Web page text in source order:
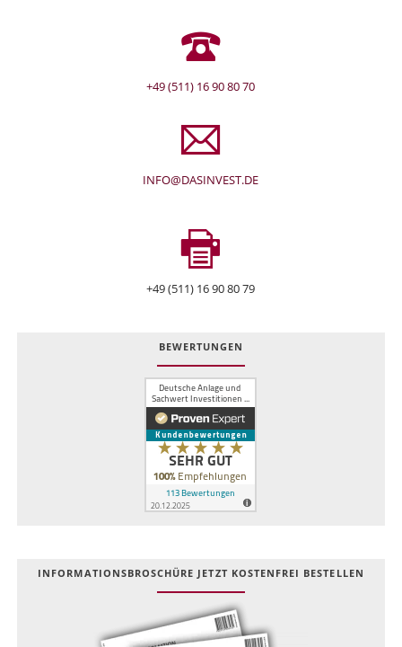
+49 (511) 16 90 80 70
INFO@DASINVEST.DE
+49 (511) 16 90 80 79
BEWERTUNGEN
INFOR­MATIONS­BROSCHÜRE JETZT KOSTEN­FREI BESTELLEN